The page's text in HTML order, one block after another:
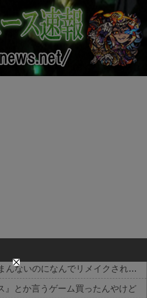
な物語。
【BF6】 ゴルムドって糞つまんないのになんでリメイクされたの？
』とか言うゲーム買ったんやけど